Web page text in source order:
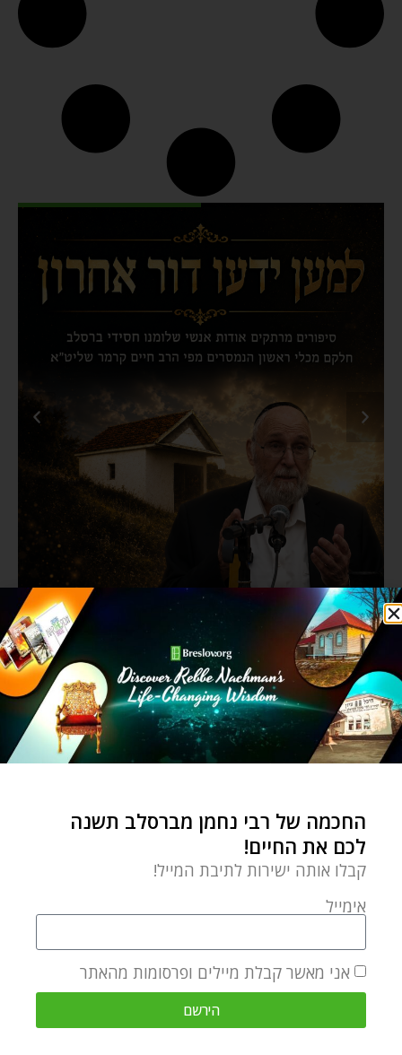
החכמה של רבי נחמן מברסלב תשנה
לכם את החיים!
קבלו אותה ישירות לתיבת המייל!
אימייל
אני מאשר קבלת מיילים ופרסומות מהאתר
הירשם